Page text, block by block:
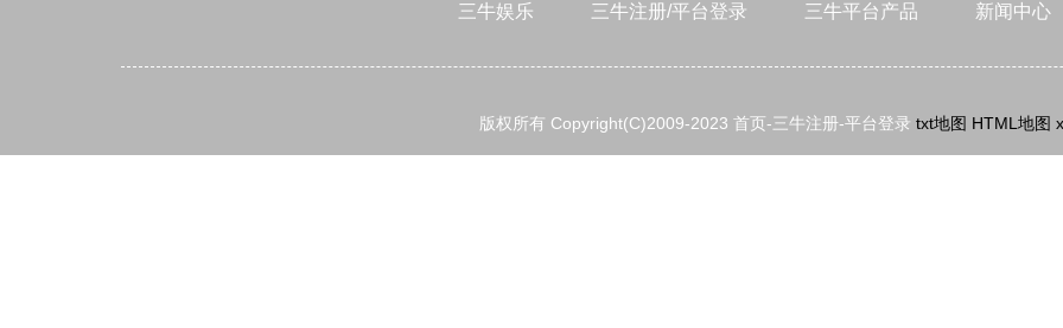
三牛娱乐 三牛注册/平台登录 三牛平台产品 新闻中心
版权所有 Copyright(C)2009-2023 首页-三牛注册-平台登录 txt地图 HTML地图